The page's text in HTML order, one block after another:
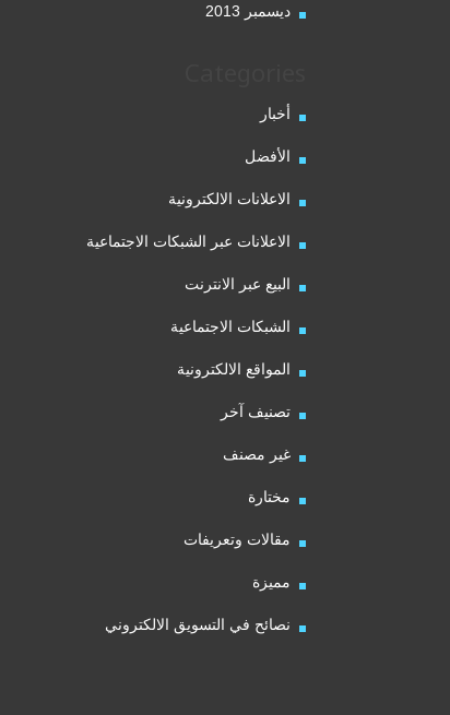
ديسمبر 2013
أخبار
الأفضل
الاعلانات الالكترونية
الاعلانات عبر الشبكات الاجتماعية
البيع عبر الانترنت
الشبكات الاجتماعية
المواقع الالكترونية
تصنيف آخر
غير مصنف
مختارة
مقالات وتعريفات
مميزة
نصائح في التسويق الالكتروني